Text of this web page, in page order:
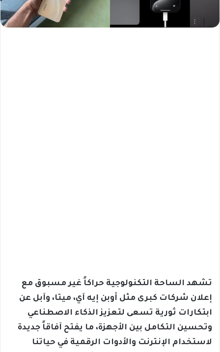
تشهد الساحة التكنولوجية حراكاً غير مسبوق مع
إعلان شركات كبرى مثل أوبن إيه آي، ميتا، وآبل عن
ابتكارات ثورية تسعى لتعزيز الذكاء الاصطناعي
وتحسين التكامل بين الأجهزة، ما يفتح آفاقاً جديدة
لاستخدام الإنترنت والأدوات الرقمية في حياتنا